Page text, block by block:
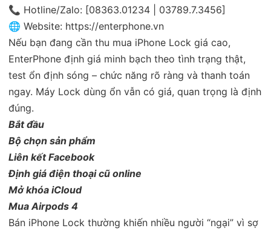
📞 Hotline/Zalo: [08363.01234 | 03789.7.3456]
🌐 Website: https://enterphone.vn
Nếu bạn đang cần thu mua iPhone Lock giá cao,
EnterPhone định giá minh bạch theo tình trạng thật,
test ổn định sóng – chức năng rõ ràng và thanh toán
ngay. Máy Lock dùng ổn vẫn có giá, quan trọng là định
đúng.
Bắt đầu
Bộ chọn sản phẩm
Liên kết Facebook
Định giá điện thoại cũ online
Mở khóa iCloud
Mua Airpods 4
Bán iPhone Lock thường khiến nhiều người “ngại” vì sợ